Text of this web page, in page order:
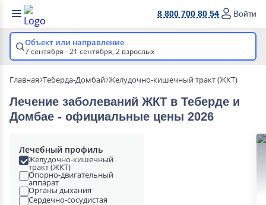
8 800 700 80 54 Войти
Объект или направление
7 сентября - 21 сентября, 2 взрослых
Главная Теберда-Домбай Желудочно-кишечный тракт (ЖКТ)
Лечение заболеваний ЖКТ в Теберде и
Домбае - официальные цены 2026
Лечебный профиль
Желудочно-кишечный
тракт (ЖКТ)
Опорно-двигательный
аппарат
Органы дыхания
Сердечно-сосудистая